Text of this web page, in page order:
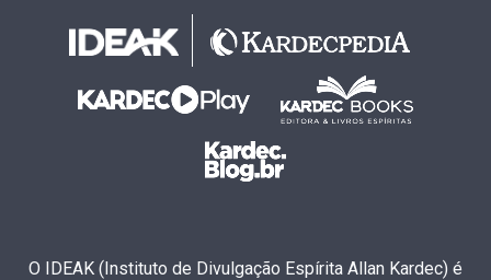
O IDEAK (Instituto de Divulgação Espírita Allan Kardec) é